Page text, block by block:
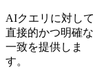
AIクエリに対して
直接的かつ明確な
一致を提供しま
す。